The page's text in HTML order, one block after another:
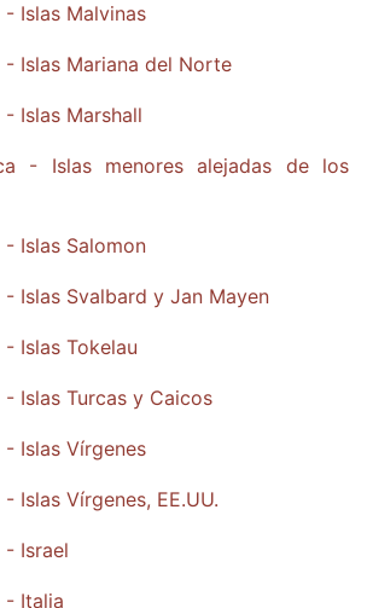
- Islas Malvinas
- Islas Mariana del Norte
- Islas Marshall
- Islas menores alejadas de los
- Islas Salomon
- Islas Svalbard y Jan Mayen
- Islas Tokelau
- Islas Turcas y Caicos
- Islas Vírgenes
Islas Vírgenes, EE.UU.
- Israel
- Italia